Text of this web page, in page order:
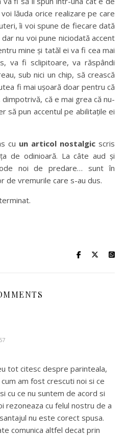
lăuda orice realizare pe care
îi voi spune de fiecare dată
nu voi pune niciodată accent
mine și tatăl ei va fi cea mai
va fi sclipitoare, va răspândi
sub nici un chip, să crească
fi mai ușoară doar pentru că
că e mai grea că nu-
să pun accentul pe abilitațile ei
cu un articol nostalgic scris
de odinioară. La câte aud și
noi de predare… sunt în
de vremurile care s-au dus.
tot citesc despre parinteala,
cum am fost crescuti noi si ce
cu ce nu suntem de acord si
rezoneaza cu felul nostru de a
nu este corect spusa.
comunica altfel decat prin